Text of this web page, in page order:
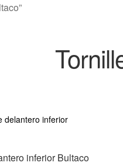
inferior Bultaco